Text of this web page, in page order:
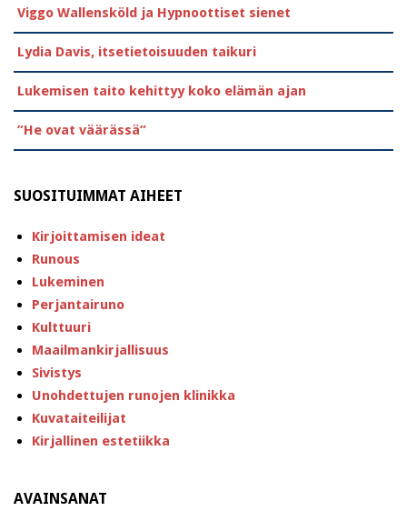
Viggo Wallensköld ja Hypnoottiset sienet
Lydia Davis, itsetietoisuuden taikuri
Lukemisen taito kehittyy koko elämän ajan
”He ovat väärässä”
SUOSITUIMMAT AIHEET
Kirjoittamisen ideat
Runous
Lukeminen
Perjantairuno
Kulttuuri
Maailmankirjallisuus
Sivistys
Unohdettujen runojen klinikka
Kuvataiteilijat
Kirjallinen estetiikka
AVAINSANAT